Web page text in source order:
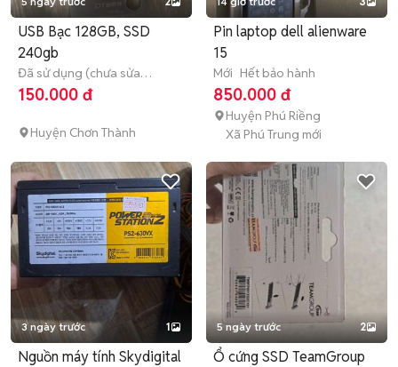
USB Bạc 128GB, SSD
240gb
Đã sử dụng (chưa sửa
chữa)
>12 tháng
150.000 đ
Huyện Chơn Thành
Pin laptop dell alienware
15
Mới Hết bảo hành
850.000 đ
Huyện Phú Riềng
Xã Phú Trung mới
3 ngày trước 1
Nguồn máy tính Skydigital
5 ngày trước 2
Ổ cứng SSD TeamGroup